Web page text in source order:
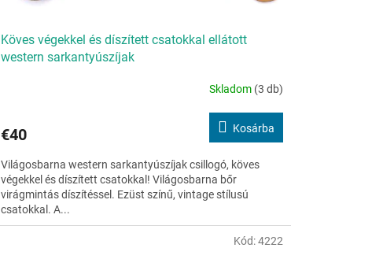
Köves végekkel és díszített csatokkal ellátott
western sarkantyúszíjak
Skladom (3 db)
€40 Kosárba
Világosbarna western sarkantyúszíjak csillogó, köves
végekkel és díszített csatokkal! Világosbarna bőr
virágmintás díszítéssel. Ezüst színű, vintage stílusú
csatokkal. A...
Kód:4222